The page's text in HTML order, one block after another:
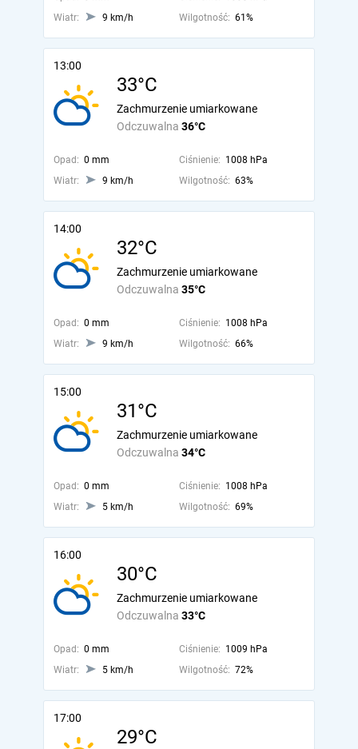
Wiatr:
9 km/h Wilgotność: 61%
13:00
33°C
Odczuwalna 36°C
Zachmurzenie umiarkowane
Opad: 0 mm Ciśnienie: 1008 hPa
Wiatr:
9 km/h Wilgotność: 63%
14:00
32°C
Odczuwalna 35°C
Zachmurzenie umiarkowane
Opad: 0 mm Ciśnienie: 1008 hPa
Wiatr:
9 km/h Wilgotność: 66%
15:00
31°C
Odczuwalna 34°C
Zachmurzenie umiarkowane
Opad: 0 mm Ciśnienie: 1008 hPa
Wiatr:
5 km/h Wilgotność: 69%
16:00
30°C
Odczuwalna 33°C
Zachmurzenie umiarkowane
Opad: 0 mm Ciśnienie: 1009 hPa
Wiatr:
5 km/h Wilgotność: 72%
17:00
29°C